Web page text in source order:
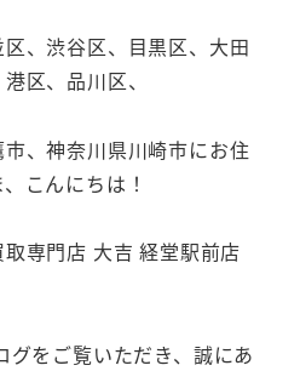
、渋谷区、目黒区、大田
区、品川区、
、神奈川県川崎市にお住
こんにちは！
取専門店 大吉 経堂駅前店
グをご覧いただき、誠にあ